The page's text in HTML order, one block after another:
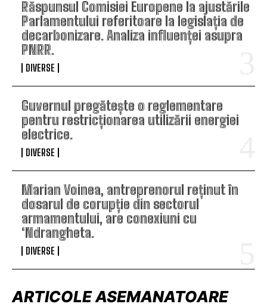
Răspunsul Comisiei Europene la ajustările
Parlamentului referitoare la legislația de
decarbonizare. Analiza influenței asupra
PNRR.
DIVERSE
Guvernul pregătește o reglementare
pentru restricționarea utilizării energiei
electrice.
DIVERSE
Marian Voinea, antreprenorul reținut în
dosarul de corupție din sectorul
armamentului, are conexiuni cu
‘Ndrangheta.
DIVERSE
ARTICOLE ASEMANATOARE